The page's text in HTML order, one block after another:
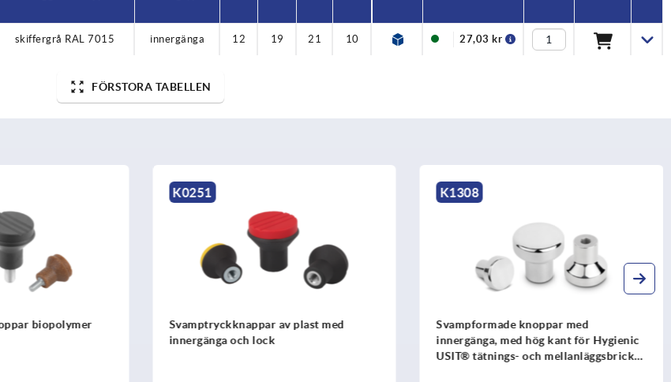
skiffergrå RAL 7015 innergänga 12 19 21 10 27,03 kr
FÖRSTORA TABELLEN
av plast med
K1308
Svampformade knoppar med
innergänga, med hög kant för Hygienic
K0251
Svampformade knoppar antistatiska
med yttergänga